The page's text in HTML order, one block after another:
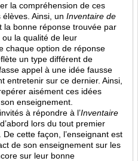
la compréhension de ces
Ainsi, un Inventaire de
la bonne réponse trouvée par
la qualité de leur
chaque option de réponse
un type différent de
appel à une idée fausse
entretenir sur ce dernier. Ainsi,
aisément ces idées
enseignement.
à répondre à l’Inventaire
lors du tout premier
cette façon, l’enseignant est
de son enseignement sur les
sur leur bonne